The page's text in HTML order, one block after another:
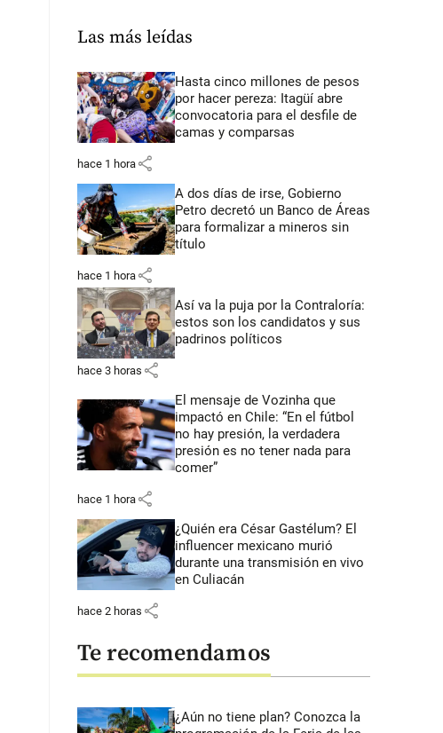
Las más leídas
Hasta cinco millones de pesos
por hacer pereza: Itagüí abre
convocatoria para el desfile de
camas y comparsas
hace 1 hora share
A dos días de irse, Gobierno
Petro decretó un Banco de Áreas
para formalizar a mineros sin
título
hace 1 hora share
Así va la puja por la Contraloría:
estos son los candidatos y sus
padrinos políticos
hace 3 horas share
El mensaje de Vozinha que
impactó en Chile: “En el fútbol
no hay presión, la verdadera
presión es no tener nada para
comer”
hace 1 hora share
¿Quién era César Gastélum? El
influencer mexicano murió
durante una transmisión en vivo
en Culiacán
hace 2 horas share
Te recomendamos
¿Aún no tiene plan? Conozca la